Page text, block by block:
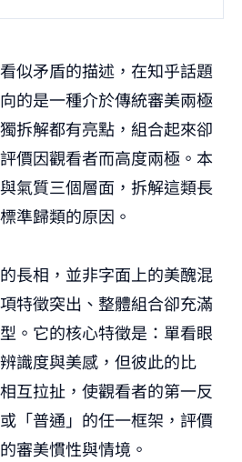
似矛盾的描述，在知乎話題
的是一種介於傳統審美兩極
拆解都有亮點，組合起來卻
價因觀看者而高度兩極。本
氣質三個層面，拆解這類長
準歸類的原因。
長相，並非字面上的美醜混
特徵突出、整體組合卻充滿
。它的核心特徵是：單看眼
識度與美感，但彼此的比
互拉扯，使觀看者的第一反
「普通」的任一框架，評價
審美慣性與情境。